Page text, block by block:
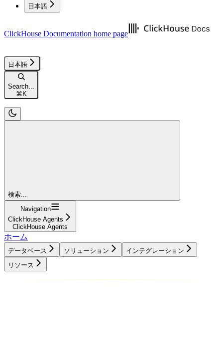
日本語
ClickHouse Documentation home page
日本語
Search...
⌘ K
検索...
Navigation
ClickHouse Agents
ClickHouse Agents
ホーム
データベース ソリューション
インテグレーション
リソース